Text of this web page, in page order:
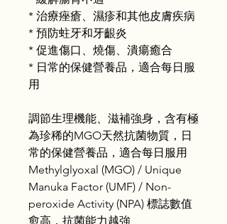
* 治療痤瘡、濕疹和其他皮膚疾病
* 預防蛀牙和牙齦炎
* 促進傷口、燒傷、潰瘍癒合
* 日常的保健營養品，適合每日服
用
調節生理機能、滋補強身，含有極
為珍稀的MGO天然抗菌物質，日
常的保健營養品，適合每日服用
Methylglyoxal (MGO) / Unique
Manuka Factor (UMF) / Non-
peroxide Activity (NPA) 標誌數值
愈高，抗菌能力越強